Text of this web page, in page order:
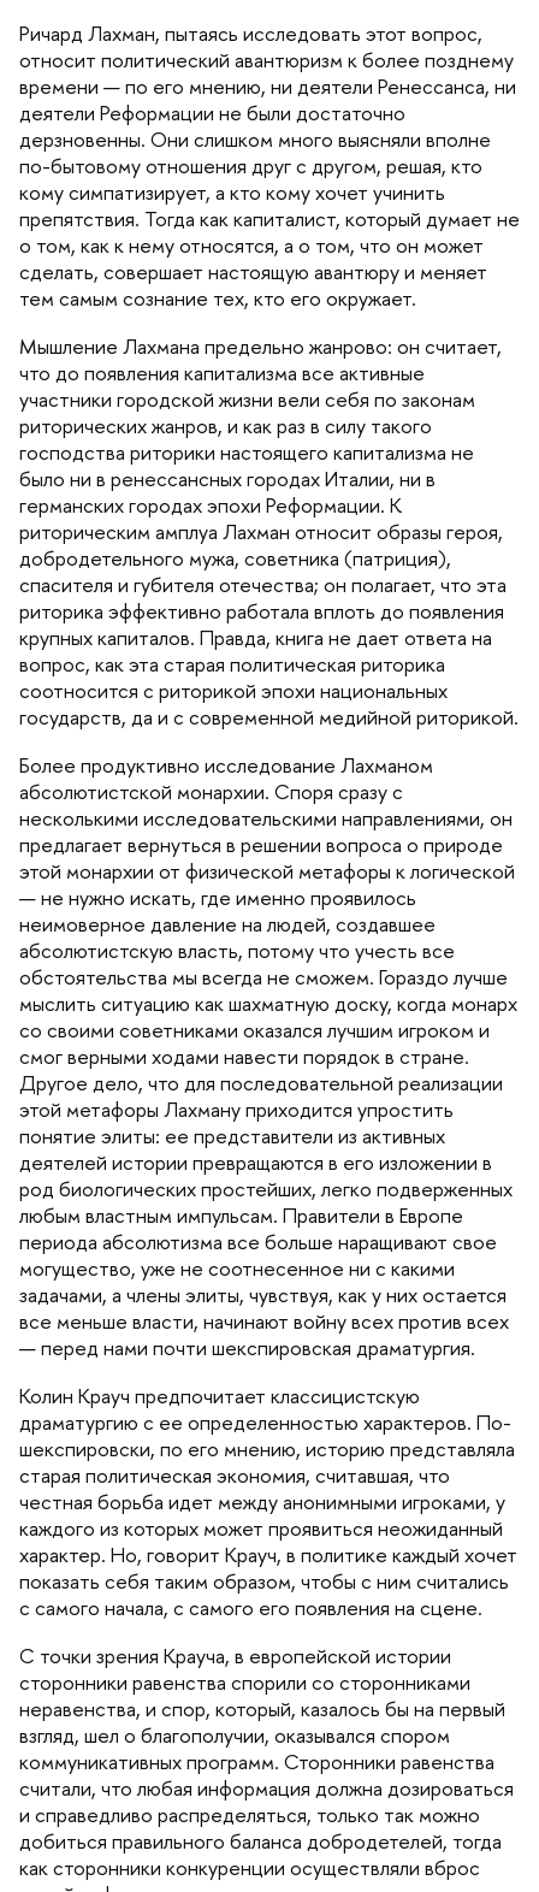
Ричард Лахман, пытаясь исследовать этот вопрос,
относит политический авантюризм к более позднему
ремени — по его мнению, ни деятели Ренессанса, ни
деятели Реформации не были достаточно
дерзновенны. Они слишком много выясняли вполне
по-бытовому отношения друг с другом, решая, кто
кому симпатизирует, а кто кому хочет учинить
препятствия. Тогда как капиталист, который думает не
о том, как к нему относятся, а о том, что он может
сделать, совершает настоящую авантюру и меняет
тем самым сознание тех, кто его окружает.
Мышление Лахмана предельно жанрово: он считает,
что до появления капитализма все активные
участники городской жизни вели себя по законам
риторических жанров, и как раз в силу такого
осподства риторики настоящего капитализма не
ыло ни в ренессансных городах Италии, ни
ерманских городах эпохи Реформации. К
риторическим амплуа Лахман относит образы героя,
добродетельного мужа, советника (патриция),
спасителя и губителя отечества; он полагает, что эта
риторика эффективно работала вплоть до появления
крупных капиталов. Правда, книга не дает ответа на
опрос, как эта старая политическая риторика
соотносится с риторикой эпохи национальных
осударств, да и с современной медийной риторикой.
Более продуктивно исследование Лахманом
абсолютистской монархии. Споря сразу с
несколькими исследовательскими направлениями, он
предлагает вернуться в решении вопроса о природе
этой монархии от физической метафоры к логической
— не нужно искать, где именно проявилось
неимоверное давление на людей, создавшее
абсолютистскую власть, потому что учесть все
обстоятельства мы всегда не сможем. Гораздо лучше
мыслить ситуацию как шахматную доску, когда монарх
со своими советниками оказался лучшим игроком и
смог верными ходами навести порядок в стране.
Другое дело, что для последовательной реализации
этой метафоры Лахману приходится упростить
понятие элиты: ее представители из активных
деятелей истории превращаются в его изложении
род биологических простейших, легко подверженных
любым властным импульсам. Правители в Европе
периода абсолютизма все больше наращивают свое
могущество, уже не соотнесенное ни с какими
задачами, а члены элиты, чувствуя, как у них остается
се меньше власти, начинают войну всех против всех
— перед нами почти шекспировская драматургия.
Колин Крауч предпочитает классицистскую
драматургию с ее определенностью характеров. По-
шекспировски, по его мнению, историю представляла
старая политическая экономия, считавшая, что
честная борьба идет между анонимными игроками, у
каждого из которых может проявиться неожиданный
характер. Но, говорит Крауч, в политике каждый хочет
показать себя таким образом, чтобы с ним считались
с самого начала, с самого его появления на сцене.
С точки зрения Крауча, в европейской истории
сторонники равенства спорили со сторонниками
неравенства, и спор, который, казалось бы на первый
згляд, шел о благополучии, оказывался спором
коммуникативных программ. Сторонники равенства
считали, что любая информация должна дозироваться
и справедливо распределяться, только так можно
добиться правильного баланса добродетелей, тогда
как сторонники конкуренции осуществляли вброс